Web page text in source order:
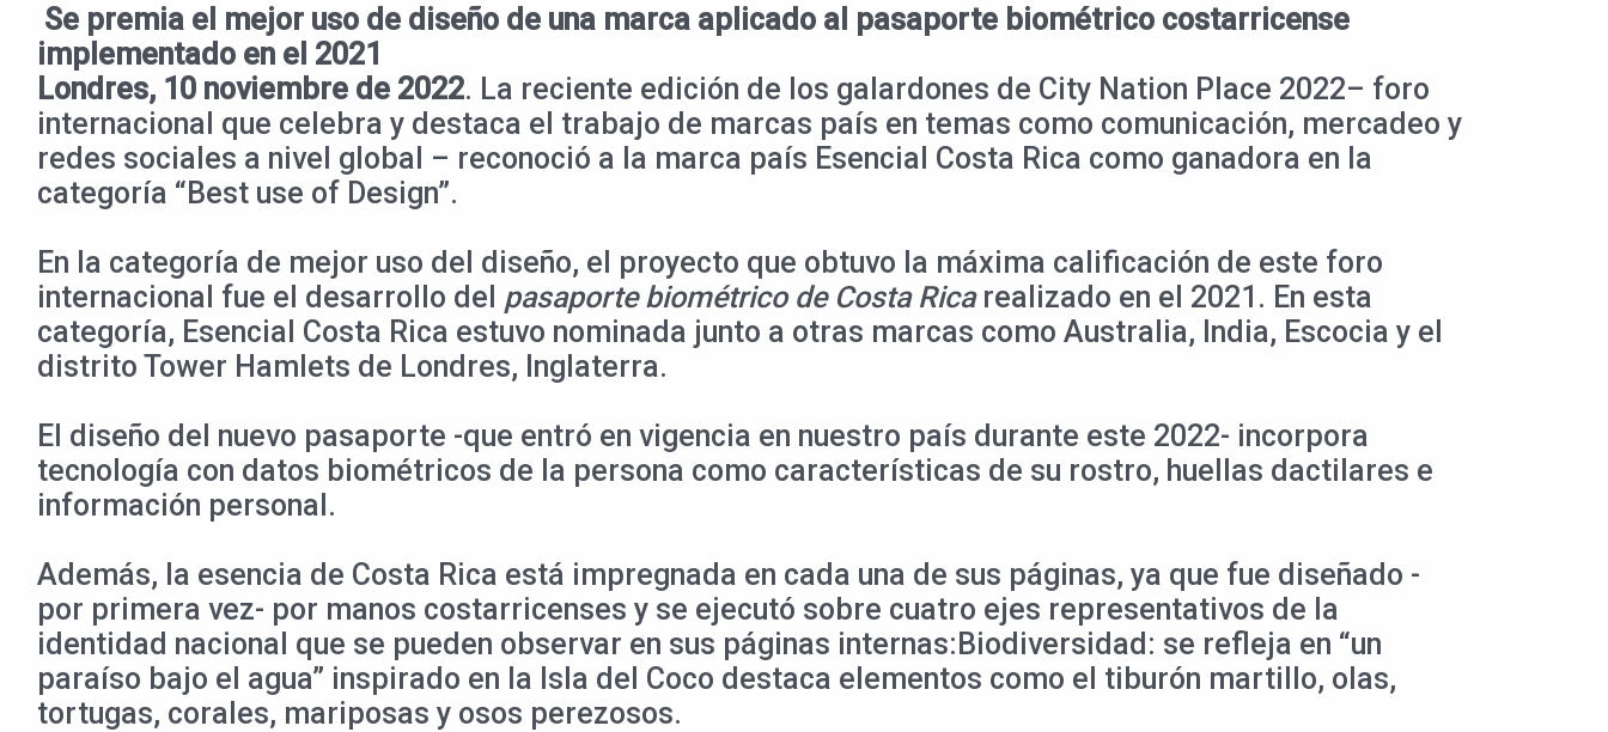
Se premia el mejor uso de diseño de una marca aplicado al pasaporte biométrico costarricense
implementado en el 2021
Londres, 10 noviembre de 2022. La reciente edición de los galardones de City Nation Place 2022– foro
internacional que celebra y destaca el trabajo de marcas país en temas como comunicación, mercadeo y
redes sociales a nivel global – reconoció a la marca país Esencial Costa Rica como ganadora en la
categoría “Best use of Design”.
En la categoría de mejor uso del diseño, el proyecto que obtuvo la máxima calificación de este foro
internacional fue el desarrollo del pasaporte biométrico de Costa Ricarealizado en el 2021. En esta
categoría, Esencial Costa Rica estuvo nominada junto a otras marcas como Australia, India, Escocia y el
distrito Tower Hamlets de Londres, Inglaterra.
El diseño del nuevo pasaporte -que entró en vigencia en nuestro país durante este 2022- incorpora
tecnología con datos biométricos de la persona como características de su rostro, huellas dactilares e
información personal.
Además, la esencia de Costa Rica está impregnada en cada una de sus páginas, ya que fue diseñado -
por primera vez- por manos costarricenses y se ejecutó sobre cuatro ejes representativos de la
identidad nacional que se pueden observar en sus páginas internas:Biodiversidad: se refleja en “un
paraíso bajo el agua” inspirado en la lsla del Coco destaca elementos como el tiburón martillo, olas,
tortugas, corales, mariposas y osos perezosos.